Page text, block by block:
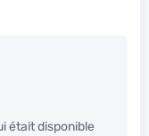
était disponible